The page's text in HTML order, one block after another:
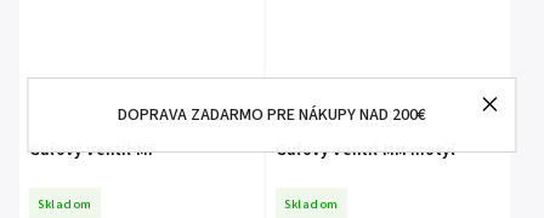
DOPRAVA ZADARMO PRE NÁKUPY NAD 200€
Guľový ventil MF
Skladom
Guľový ventil MM motýľ
Skladom